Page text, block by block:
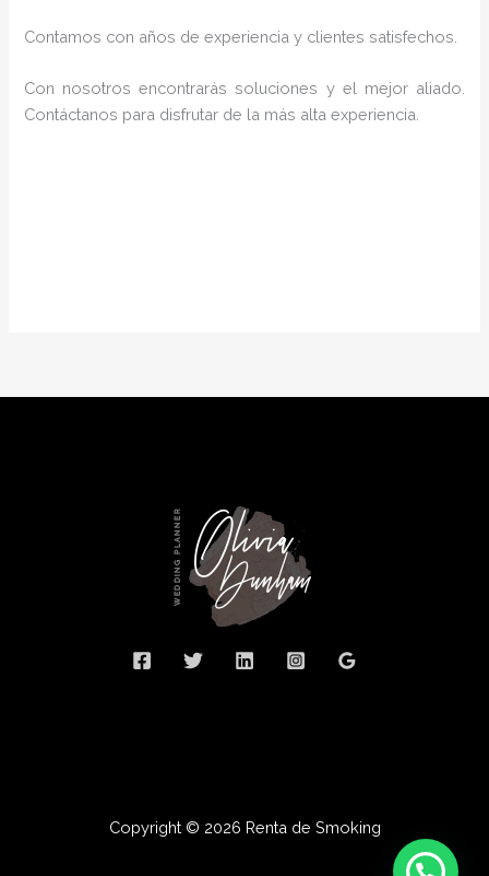
Contamos con años de experiencia y clientes satisfechos.
Con nosotros encontrarás soluciones y el mejor aliado.
Contáctanos para disfrutar de la más alta experiencia.
Copyright © 2026 Renta de Smoking